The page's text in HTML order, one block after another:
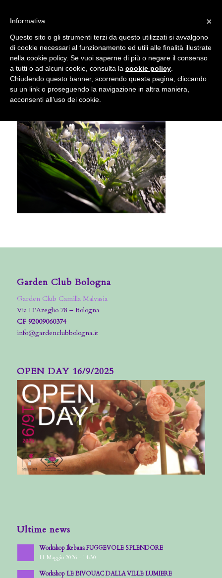
NIK_5892
Garden Club Bologna
Garden Club Camilla Malvasia
Via D’Azeglio 78 – Bologna
CF 92009060374
info@gardenclubbologna.it
OPEN DAY 16/9/2025
Ultime news
Workshop Ikebana FUGGEVOLE SPLENDORE
11 Maggio 2026 - 14:30
Workshop LE BIVOUAC DALLA VILLE LUMIERE
×
Informativa
Questo sito o gli strumenti terzi da questo utilizzati si avvalgono
di cookie necessari al funzionamento ed utili alle finalità illustrate
nella cookie policy. Se vuoi saperne di più o negare il consenso
a tutti o ad alcuni cookie, consulta la cookie policy
Chiudendo questo banner, scorrendo questa pagina, cliccando
su un link o proseguendo la navigazione in altra maniera,
acconsenti all’uso dei cookie.